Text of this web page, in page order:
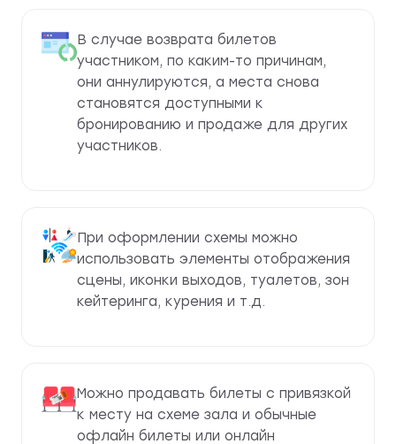
В случае возврата билетов
участником, по каким-то причинам,
они аннулируются, а места снова
становятся доступными к
бронированию и продаже для других
участников.
При оформлении схемы можно
использовать элементы отображения
сцены, иконки выходов, туалетов, зон
кейтеринга, курения и т.д.
Можно продавать билеты с привязкой
к месту на схеме зала и обычные
офлайн билеты или онлайн